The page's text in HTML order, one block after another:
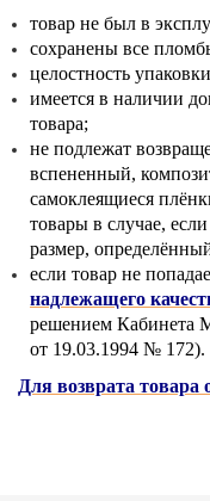
товар не был в
сохранены все
целостность
имеется в наличии
товара;
не подлежат
вспененный,
самоклеящиеся
товары в случае,
размер,
если товар не
надлежащего
решением Кабинета
от 19.03.1994 № 172).
Для возврата